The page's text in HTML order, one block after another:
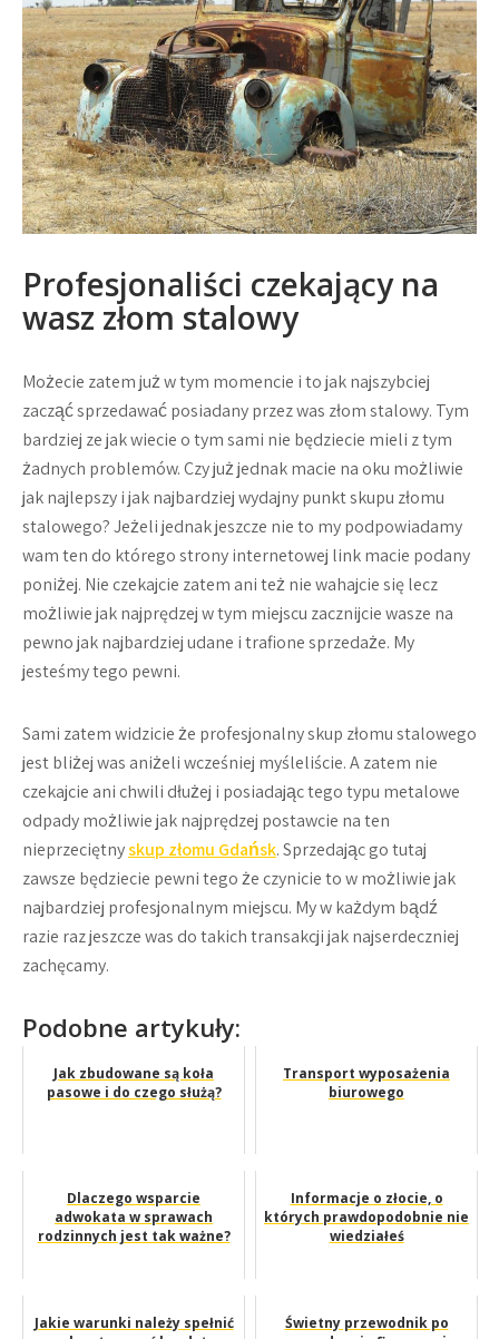
Profesjonaliści czekający na
wasz złom stalowy
Możecie zatem już w tym momencie i to jak najszybciej
zacząć sprzedawać posiadany przez was złom stalowy. Tym
bardziej ze jak wiecie o tym sami nie będziecie mieli z tym
żadnych problemów. Czy już jednak macie na oku możliwie
jak najlepszy i jak najbardziej wydajny punkt skupu złomu
stalowego? Jeżeli jednak jeszcze nie to my podpowiadamy
wam ten do którego strony internetowej link macie podany
poniżej. Nie czekajcie zatem ani też nie wahajcie się lecz
możliwie jak najprędzej w tym miejscu zacznijcie wasze na
pewno jak najbardziej udane i trafione sprzedaże. My
jesteśmy tego pewni.
Sami zatem widzicie że profesjonalny skup złomu stalowego
jest bliżej was aniżeli wcześniej myśleliście. A zatem nie
czekajcie ani chwili dłużej i posiadając tego typu metalowe
odpady możliwie jak najprędzej postawcie na ten
nieprzeciętnyskup złomu Gdańsk. Sprzedając go tutaj
zawsze będziecie pewni tego że czynicie to w możliwie jak
najbardziej profesjonalnym miejscu. My w każdym bądź
razie raz jeszcze was do takich transakcji jak najserdeczniej
zachęcamy.
Podobne artykuły:
Jak zbudowane są koła
pasowe i do czego służą?
Transport wyposażenia
biurowego
Dlaczego wsparcie
adwokata w sprawach
rodzinnych jest tak ważne?
Informacje o złocie, o
których prawdopodobnie nie
wiedziałeś
Jakie warunki należy spełnić
Świetny przewodnik po